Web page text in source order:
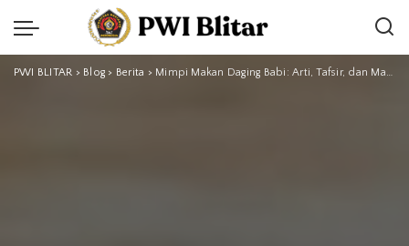
PWI BLITAR > Blog > Berita > Mimpi Makan Daging Babi: Arti, Tafsir, dan Makna di Balik Mimpi Tersebut